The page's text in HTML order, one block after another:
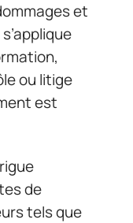
et
ou litige
est
de
tels que